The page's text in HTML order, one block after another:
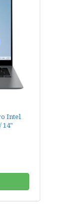
Intel
14"